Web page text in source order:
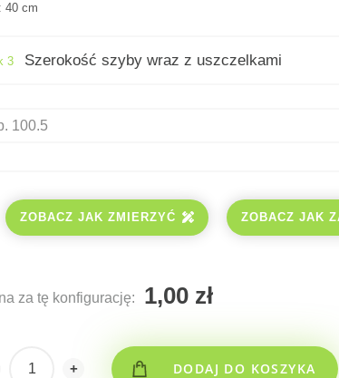
40 cm
3 Szerokość szyby wraz z uszczelkami
ZOBACZ JAK ZMIERZYĆ ZOBACZ JAK
za tę konfigurację:
+ DODAJ DO KOSZYKA